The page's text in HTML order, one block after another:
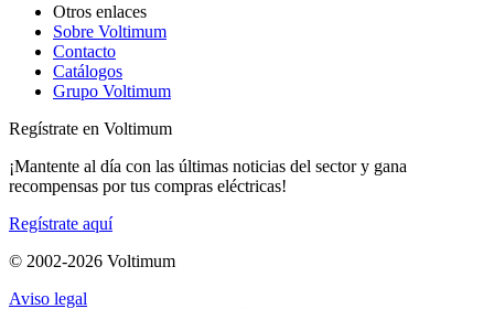
Otros enlaces
Sobre Voltimum
Contacto
Catálogos
Grupo Voltimum
Regístrate en Voltimum
¡Mantente al día con las últimas noticias del sector y gana
recompensas por tus compras eléctricas!
Regístrate aquí
© 2002-2026 Voltimum
Aviso legal